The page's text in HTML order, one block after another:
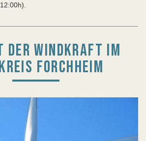
DER WINDKRAFT IM
FORCHHEIM